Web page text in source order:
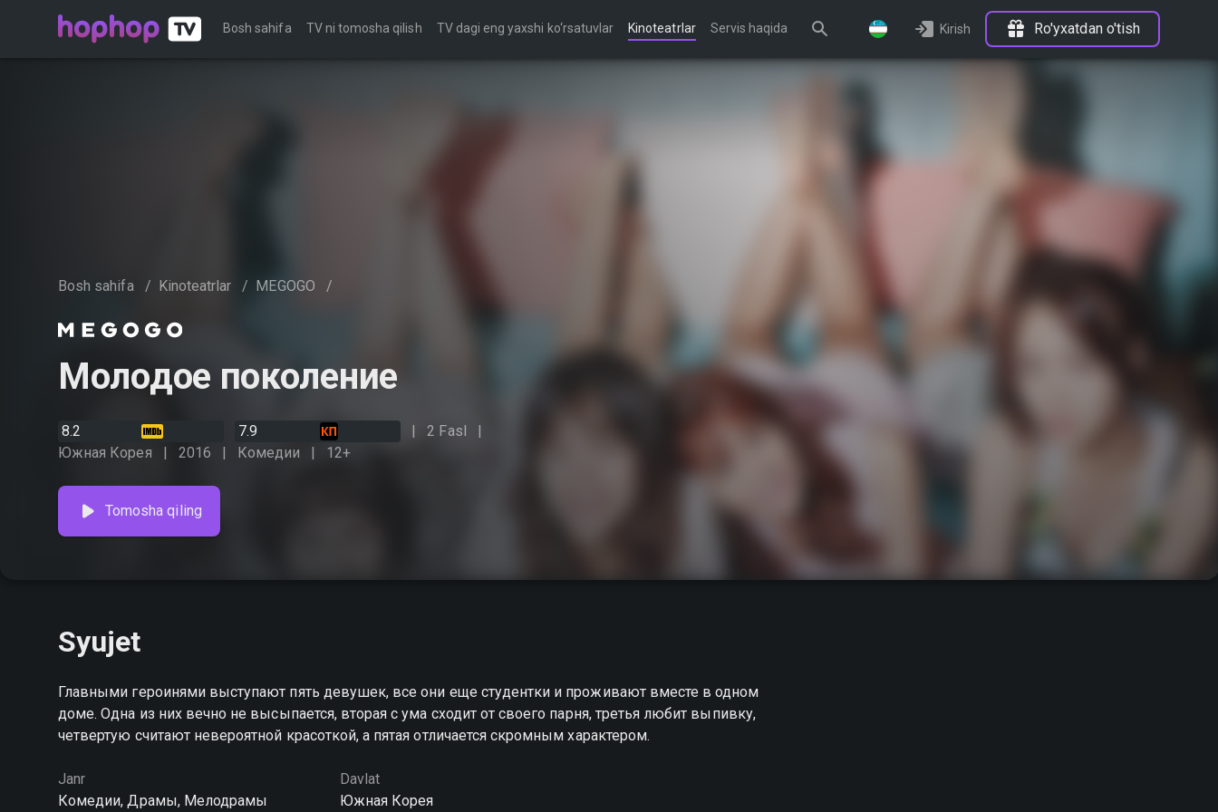
Bosh sahifa TV ni tomosha qilish TV dagi eng yaxshi ko‘rsatuvlar Kinoteatrlar Servis haqida Kirish Ro'yxatdan o'tish
Bosh sahifa / Kinoteatrlar / MEGOGO /
Молодое поколение
8.2 7.9
2 Fasl
Южная Корея
2016 Комедии 12+
Tomosha qiling
Syujet
Главными героинями выступают пять девушек, все они еще студентки и проживают вместе в одном
доме. Одна из них вечно не высыпается, вторая с ума сходит от своего парня, третья любит выпивку,
четвертую считают невероятной красоткой, а пятая отличается скромным характером.
Janr
Комедии, Драмы, Мелодрамы
Davlat
Южная Корея